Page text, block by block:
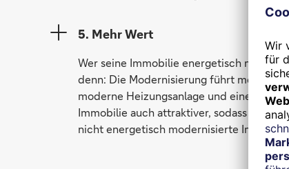
5. Mehr Wert
Wer seine Immobilie energetisch
denn: Die Modernisierung führt meist
moderne Heizungsanlage und eine
Immobilie auch attraktiver, sodass sie
nicht energetisch modernisierte